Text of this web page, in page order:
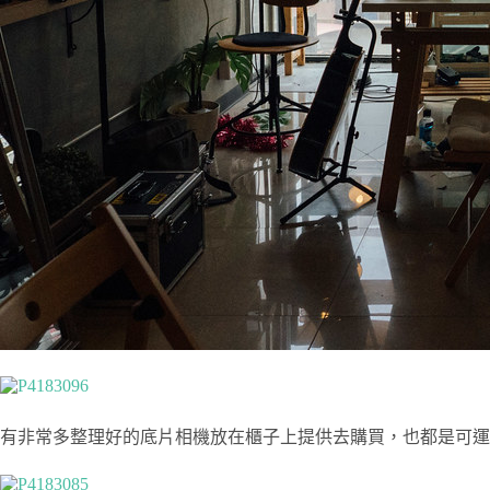
有非常多整理好的底片相機放在櫃子上提供去購買，也都是可